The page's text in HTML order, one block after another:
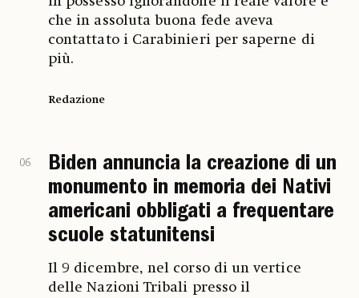
che in assoluta buona fede aveva
contattato i Carabinieri per saperne di
più.
Redazione
06
Biden annuncia la creazione di un
monumento in memoria dei Nativi
americani obbligati a frequentare
scuole statunitensi
Il 9 dicembre, nel corso di un vertice
delle Nazioni Tribali presso il